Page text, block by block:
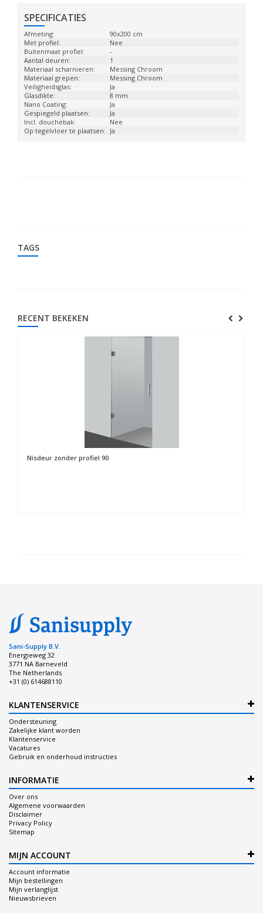
SPECIFICATIES
Afmeting:
90x200 cm
Met profiel:
Nee
Buitenmaat profiel:
-
Aantal deuren:
1
Materiaal scharnieren:
Messing Chroom
Materiaal grepen:
Messing Chroom
Veiligheidsglas:
Ja
Glasdikte:
8 mm
Nano Coating:
Ja
Gespiegeld plaatsen:
Ja
Incl. douchebak:
Nee
Op tegelvloer te plaatsen: Ja
TAGS
RECENT BEKEKEN
Nisdeur zonder profiel 90
Sani-Supply B.V.
Energieweg 32
3771 NA Barneveld
The Netherlands
+31 (0) 614688110
KLANTENSERVICE
Ondersteuning
Zakelijke klant worden
Klantenservice
Vacatures
Gebruik en onderhoud instructies
INFORMATIE
Over ons
Algemene voorwaarden
Disclaimer
Privacy Policy
Sitemap
MIJN ACCOUNT
Account informatie
Mijn bestellingen
Mijn verlanglijst
Nieuwsbrieven